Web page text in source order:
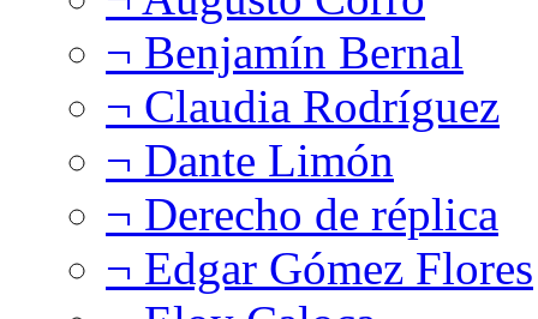
¬ Benjamín Bernal
¬ Claudia Rodríguez
¬ Dante Limón
¬ Derecho de réplica
¬ Edgar Gómez Flores